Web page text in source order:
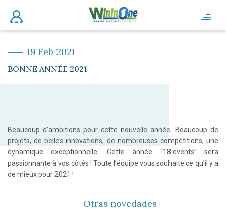
19 Feb 2021
BONNE ANNÉE 2021
Beaucoup d’ambitions pour cette nouvelle année. Beaucoup de
projets, de belles innovations, de nombreuses compétitions, une
dynamique exceptionnelle. Cette année “18.events” sera
passionnante à vos côtés ! Toute l’équipe vous souhaite ce qu’il y a
de mieux pour 2021 !
Otras novedades